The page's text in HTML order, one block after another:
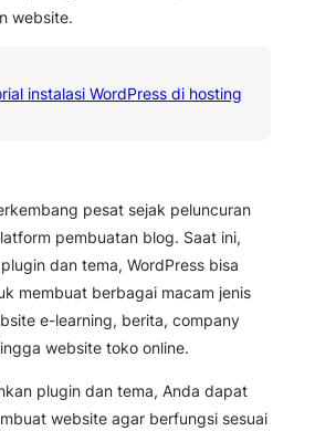
website.
instalasi WordPress di hosting
pesat sejak peluncuran
pembuatan blog. Saat ini,
dan tema, WordPress bisa
membuat berbagai macam jenis
e-learning, berita, company
website toko online.
plugin dan tema, Anda dapat
website agar berfungsi sesuai